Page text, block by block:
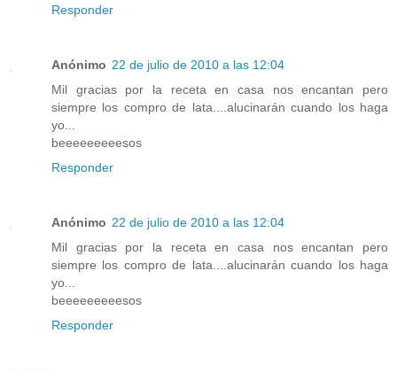
Responder
Anónimo 22 de julio de 2010 a las 12:04
Mil gracias por la receta en casa nos encantan pero
siempre los compro de lata....alucinarán cuando los haga
yo...
beeeeeeeeesos
Responder
Anónimo 22 de julio de 2010 a las 12:04
Mil gracias por la receta en casa nos encantan pero
siempre los compro de lata....alucinarán cuando los haga
yo...
beeeeeeeeesos
Responder